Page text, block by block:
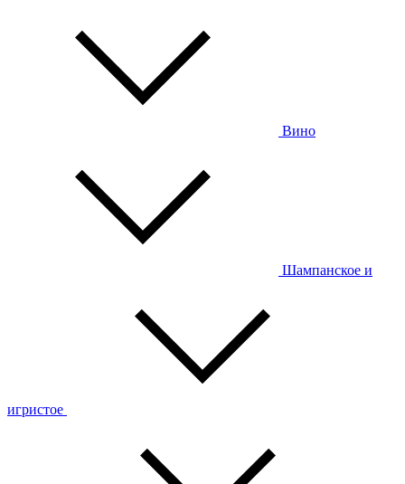
Вино
Шампанское и
игристое